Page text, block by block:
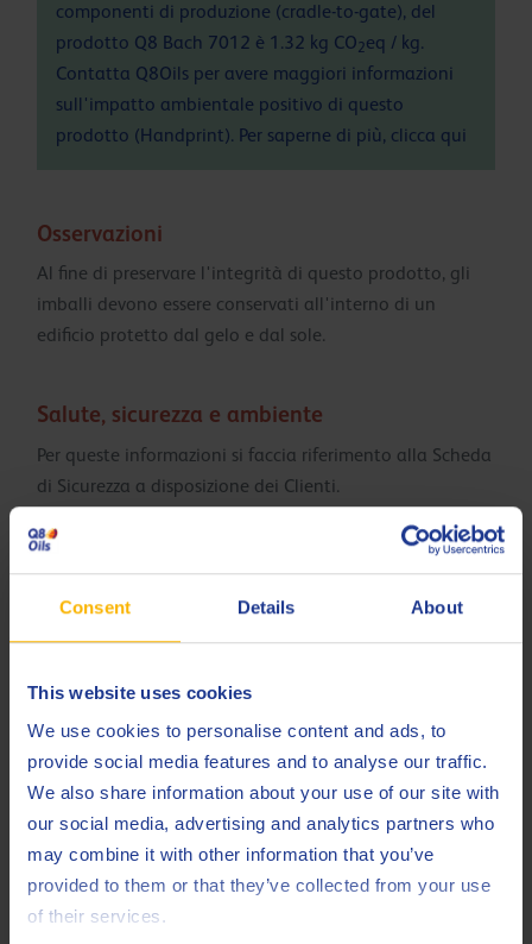
Consent Details About
This website uses cookies
We use cookies to personalise content and ads, to
provide social media features and to analyse our traffic.
We also share information about your use of our site with
our social media, advertising and analytics partners who
may combine it with other information that you’ve
provided to them or that they’ve collected from your use
of their services.
componenti di produzione (cradle-to-gate), del
prodotto Q8 Bach 7012 è 1.32 kg CO2eq / kg.
Contatta Q8Oils per avere maggiori informazioni
sull'impatto ambientale positivo di questo
prodotto (Handprint). Per saperne di più, clicca qui
Osservazioni
Al fine di preservare l'integrità di questo prodotto, gli
imballi devono essere conservati all'interno di un
edificio protetto dal gelo e dal sole.
Salute, sicurezza e ambiente
Per queste informazioni si faccia riferimento alla Scheda
di Sicurezza a disposizione dei Clienti.
Q8 Bach XNRG 6
Olio sintetico inattivo senza cloro per rettifica
Fluido intero da taglio